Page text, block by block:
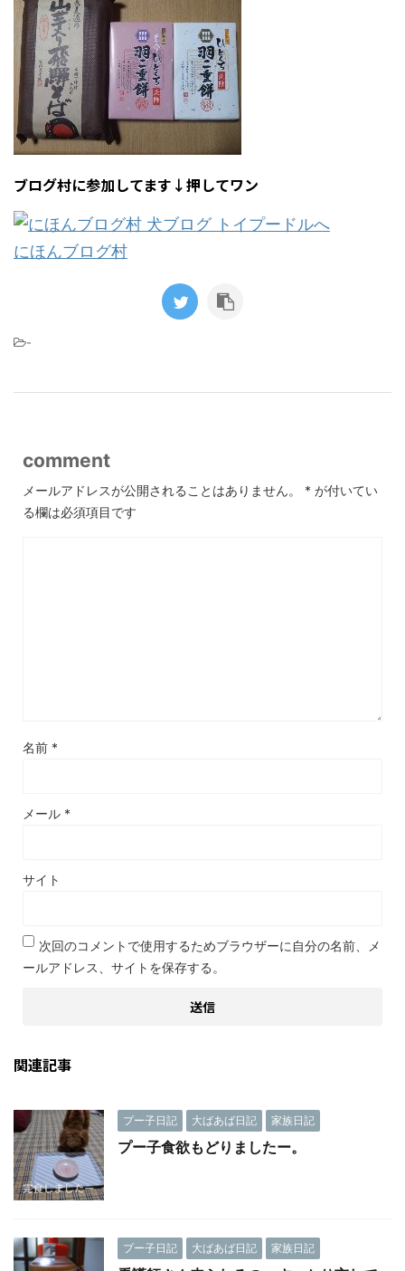
ブログ村に参加してます↓押してワン
にほんブログ村
-
comment
メールアドレスが公開されることはありません。 * が付いてい
る欄は必須項目です
名前 *
メール *
サイト
次回のコメントで使用するためブラウザーに自分の名前、メ
ールアドレス、サイトを保存する。
関連記事
プー子日記 大ばあば日記 家族日記
プー子食欲もどりましたー。
プー子日記 大ばあば日記 家族日記